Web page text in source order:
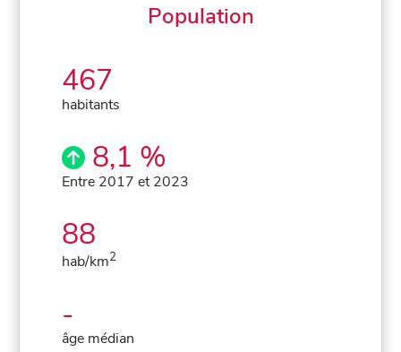
Population
467
habitants
8,1 %
Entre 2017 et 2023
88
hab/km2
-
âge médian